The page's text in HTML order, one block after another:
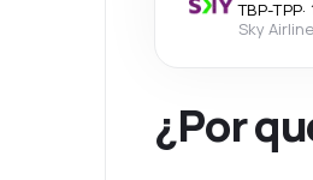
TBP-TPP·
Sky Airline
¿Por